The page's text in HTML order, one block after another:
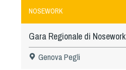
NOSEWORK
Gara Regionale di Nosework
Genova Pegli